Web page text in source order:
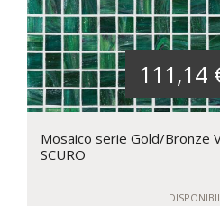
111,14
Mosaico serie Gold/Bronze
SCURO